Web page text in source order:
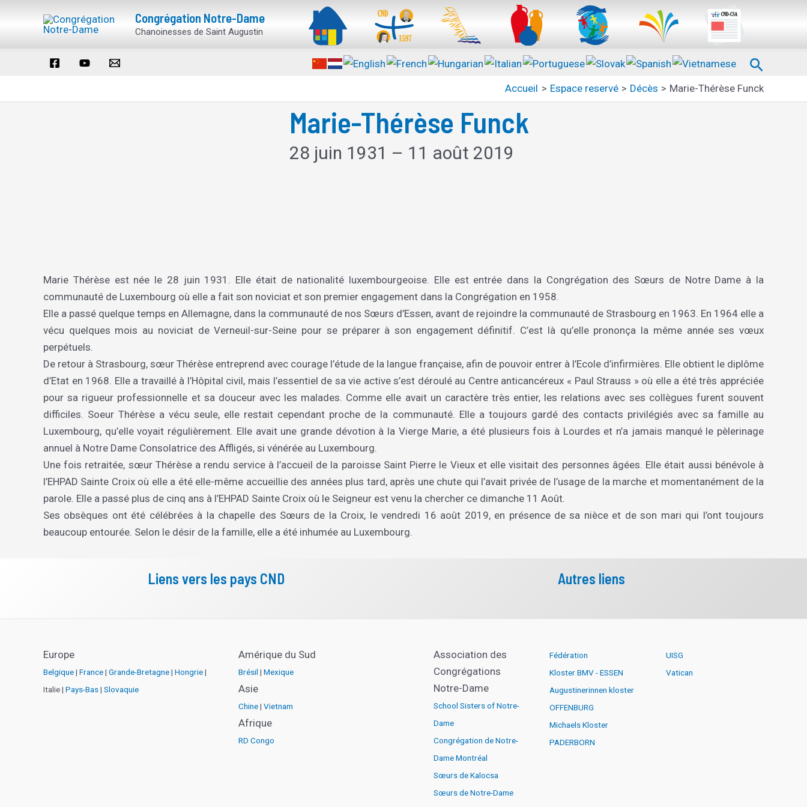
Congrégation Notre-Dame
Chanoinesses de Saint Augustin
Accueil Espace reservé Décès Marie-Thérèse Funck
Marie-Thérèse Funck
28 juin 1931 – 11 août 2019
Marie Thérèse est née le 28 juin 1931. Elle était de nationalité luxembourgeoise. Elle est entrée dans la Congrégation des Sœurs de Notre Dame à la
communauté de Luxembourg où elle a fait son noviciat et son premier engagement dans la Congrégation en 1958.
Elle a passé quelque temps en Allemagne, dans la communauté de nos Sœurs d’Essen, avant de rejoindre la communauté de Strasbourg en 1963. En 1964 elle a
vécu quelques mois au noviciat de Verneuil-sur-Seine pour se préparer à son engagement définitif. C’est là qu’elle prononça la même année ses vœux
perpétuels.
De retour à Strasbourg, sœur Thérèse entreprend avec courage l’étude de la langue française, afin de pouvoir entrer à l’Ecole d’infirmières. Elle obtient le diplôme
d’Etat en 1968. Elle a travaillé à l’Hôpital civil, mais l’essentiel de sa vie active s’est déroulé au Centre anticancéreux « Paul Strauss » où elle a été très appréciée
pour sa rigueur professionnelle et sa douceur avec les malades. Comme elle avait un caractère très entier, les relations avec ses collègues furent souvent
difficiles. Soeur Thérèse a vécu seule, elle restait cependant proche de la communauté. Elle a toujours gardé des contacts privilégiés avec sa famille au
Luxembourg, qu’elle voyait régulièrement. Elle avait une grande dévotion à la Vierge Marie, a été plusieurs fois à Lourdes et n’a jamais manqué le pèlerinage
annuel à Notre Dame Consolatrice des Affligés, si vénérée au Luxembourg.
Une fois retraitée, sœur Thérèse a rendu service à l’accueil de la paroisse Saint Pierre le Vieux et elle visitait des personnes âgées. Elle était aussi bénévole à
l’EHPAD Sainte Croix où elle a été elle-même accueillie des années plus tard, après une chute qui l’avait privée de l’usage de la marche et momentanément de la
parole. Elle a passé plus de cinq ans à l’EHPAD Sainte Croix où le Seigneur est venu la chercher ce dimanche 11 Août.
Ses obsèques ont été célébrées à la chapelle des Sœurs de la Croix, le vendredi 16 août 2019, en présence de sa nièce et de son mari qui l’ont toujours
beaucoup entourée. Selon le désir de la famille, elle a été inhumée au Luxembourg.
Liens vers les pays CND Autres liens
Europe
Belgique| France| Grande-Bretagne| Hongrie|
Italie | Pays-Bas| Slovaquie
Amérique du Sud
Brésil | Mexique
Asie
Chine| Vietnam
Afrique
RD Congo
Association des
Congrégations
Notre-Dame
School Sisters of Notre-
Dame
Congrégation de Notre-
Dame Montréal
Sœurs de Kalocsa
Sœurs de Notre-Dame
Fédération
Kloster BMV - ESSEN
Augustinerinnen kloster
OFFENBURG
Michaels Kloster
PADERBORN
UISG
Vatican